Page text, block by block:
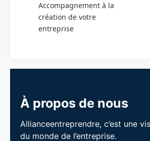
Accompagnement à la
création de votre
entreprise
À propos de nous
Allianceentreprendre, c’est une
du monde de l’entreprise.